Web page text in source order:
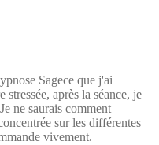
Sagece que j'ai
après la séance, je
ne saurais comment
sur les différentes
vivement.